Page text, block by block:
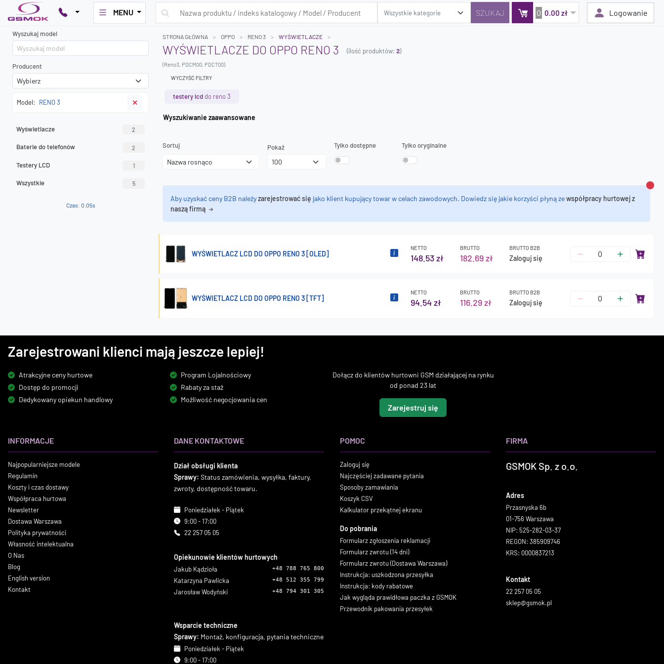
MENU 0 0.00 zł Logowanie
Wyszukaj model
Producent
Model: RENO 3 ✕
Wyświetlacze 2
Baterie do telefonów 2
Testery LCD 1
Wszystkie 5
Czas: 0.05s
STRONA GŁÓWNA OPPO RENO 3 WYŚWIETLACZE
WYŚWIETLACZE DO OPPO RENO 3 (ilość produktów: 2)
(Reno3, PDCM00, PDCT00)
WYCZYŚĆ FILTRY
testery lcd do reno 3
Wyszukiwanie zaawansowane
Sortuj Pokaż Tylko dostępne Tylko oryginalne
Aby uzyskać ceny B2B należyzarejestrować się jako klient kupujący towar w celach zawodowych. Dowiedz się jakie korzyści płyną zewspółpracy hurtowej z
naszą firmą
WYŚWIETLACZ LCD DO OPPO RENO 3 [OLED]
NETTO
148.53 zł
BRUTTO
182.69 zł
BRUTTO B2B
Zaloguj się
WYŚWIETLACZ LCD DO OPPO RENO 3 [TFT]
NETTO
94.54 zł
BRUTTO
116.29 zł
BRUTTO B2B
Zaloguj się
Zarejestrowani klienci mają jeszcze lepiej!
Atrakcyjne ceny hurtowe
Dostęp do promocji
Dedykowany opiekun handlowy
Program Lojalnościowy
Rabaty za staż
Możliwość negocjowania cen
Dołącz do klientów hurtowni GSM działającej na rynku
od ponad 23 lat
Zarejestruj się
INFORMACJE
Najpopularniejsze modele
Regulamin
Koszty i czas dostawy
Współpraca hurtowa
Newsletter
Dostawa Warszawa
Polityka prywatności
Własność intelektualna
O Nas
Blog
English version
Kontakt
DANE KONTAKTOWE
Dział obsługi klienta
Sprawy: Status zamówienia, wysyłka, faktury,
zwroty, dostępność towaru.
Poniedziałek - Piątek
9:00 - 17:00
22 257 05 05
Opiekunowie klientów hurtowych
Jakub Kądzioła +48 788 765 800
Katarzyna Pawlicka +48 512 355 799
Jarosław Wodyński +48 794 301 305
Wsparcie techniczne
Sprawy: Montaż, konfiguracja, pytania techniczne
Poniedziałek - Piątek
9:00 - 17:00
POMOC
Zaloguj się
Najczęściej zadawane pytania
Sposoby zamawiania
Koszyk CSV
Kalkulator przekątnej ekranu
Do pobrania
Formularz zgłoszenia reklamacji
Formularz zwrotu (14 dni)
Formularz zwrotu (Dostawa Warszawa)
Instrukcja: uszkodzona przesyłka
Instrukcja: kody rabatowe
Jak wygląda prawidłowa paczka z GSMOK
Przewodnik pakowania przesyłek
FIRMA
GSMOK Sp. z o.o.
Adres
Przasnyska 6b
01-756 Warszawa
NIP: 525-282-03-37
REGON: 385909746
KRS: 0000837213
Kontakt
22 257 05 05
sklep@gsmok.pl